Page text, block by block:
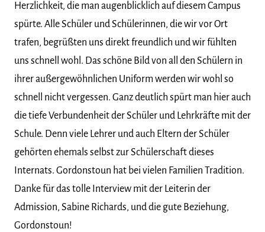
Herzlichkeit, die man augenblicklich auf diesem Campus
spürte. Alle Schüler und Schülerinnen, die wir vor Ort
trafen, begrüßten uns direkt freundlich und wir fühlten
uns schnell wohl. Das schöne Bild von all den Schülern in
ihrer außergewöhnlichen Uniform werden wir wohl so
schnell nicht vergessen. Ganz deutlich spürt man hier auch
die tiefe Verbundenheit der Schüler und Lehrkräfte mit der
Schule. Denn viele Lehrer und auch Eltern der Schüler
gehörten ehemals selbst zur Schülerschaft dieses
Internats. Gordonstoun hat bei vielen Familien Tradition.
Danke für das tolle Interview mit der Leiterin der
Admission, Sabine Richards, und die gute Beziehung,
Gordonstoun!